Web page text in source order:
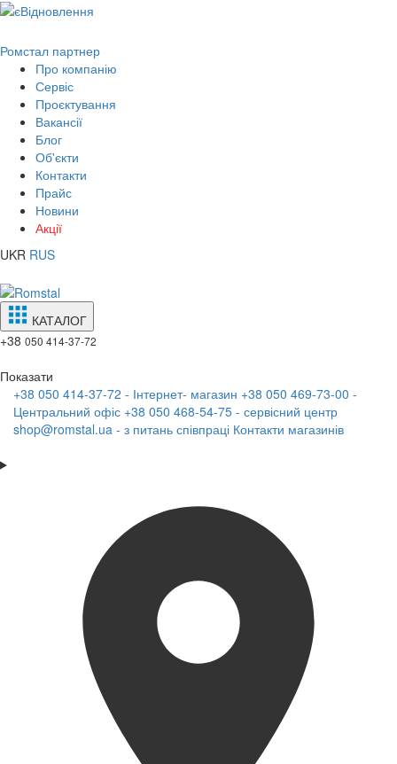
Ромстал партнер
Про компанію
Сервіс
Проєктування
Вакансії
Блог
Об'єкти
Контакти
Прайс
Новини
Акції
UKR RUS
КАТАЛОГ
+38 050 414-37-72
Показати
+38 050 414-37-72 - Інтернет- магазин +38 050 469-73-00 -
Центральний офіс +38 050 468-54-75 - сервісний центр
shop@romstal.ua - з питань співпраці Контакти магазинів